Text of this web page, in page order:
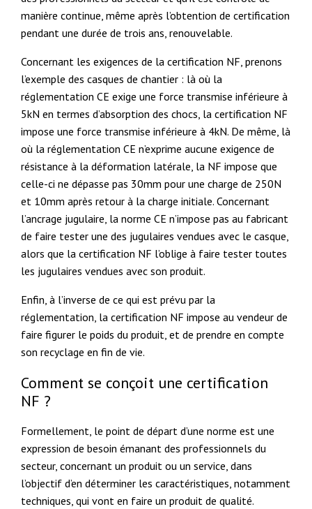
manière continue, même après l’obtention de certification
pendant une durée de trois ans, renouvelable.
Concernant les exigences de la certification NF, prenons
l’exemple des casques de chantier : là où la
réglementation CE exige une force transmise inférieure à
5kN en termes d’absorption des chocs, la certification NF
impose une force transmise inférieure à 4kN. De même, là
où la réglementation CE n’exprime aucune exigence de
résistance à la déformation latérale, la NF impose que
celle-ci ne dépasse pas 30mm pour une charge de 250N
et 10mm après retour à la charge initiale. Concernant
l’ancrage jugulaire, la norme CE n’impose pas au fabricant
de faire tester une des jugulaires vendues avec le casque,
alors que la certification NF l’oblige à faire tester toutes
les jugulaires vendues avec son produit.
Enfin, à l’inverse de ce qui est prévu par la
réglementation, la certification NF impose au vendeur de
faire figurer le poids du produit, et de prendre en compte
son recyclage en fin de vie.
Comment se conçoit une certification
NF ?
Formellement, le point de départ d’une norme est une
expression de besoin émanant des professionnels du
secteur, concernant un produit ou un service, dans
l’objectif d’en déterminer les caractéristiques, notamment
techniques, qui vont en faire un produit de qualité.